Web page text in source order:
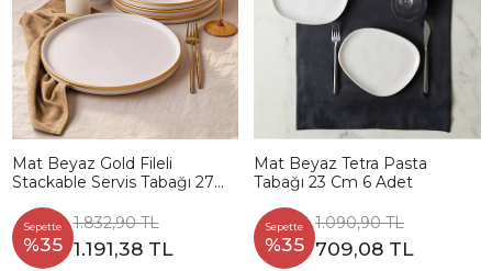
Mat Beyaz Gold Fileli
Stackable Servis Tabağı 27
Sepette
%35
1.832,90 TL
1.191,38 TL
Mat Beyaz Tetra Pasta
Tabağı 23 Cm 6 Adet
Sepette
%35
1.090,90 TL
709,08 TL